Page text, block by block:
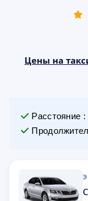
Цены на
Расстояние :